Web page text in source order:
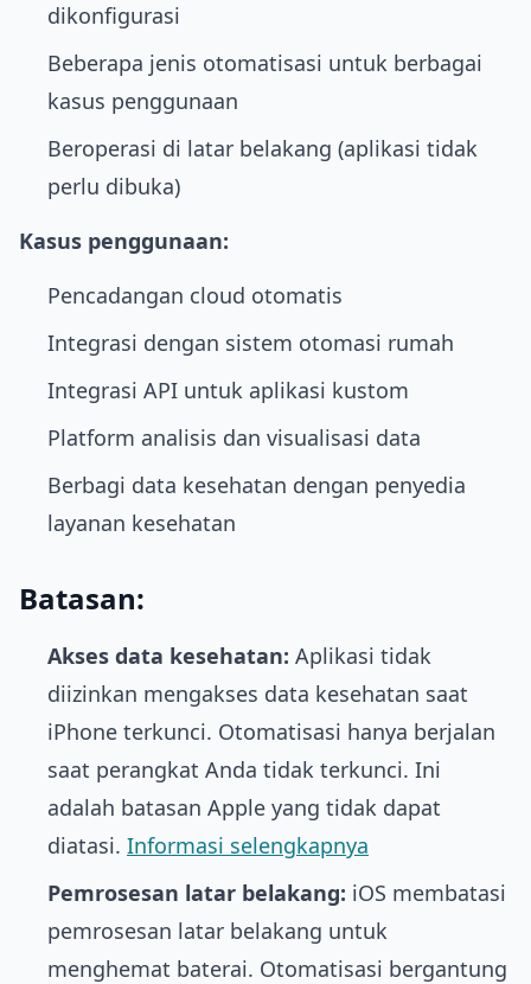
dikonfigurasi
Beberapa jenis otomatisasi untuk berbagai
kasus penggunaan
Beroperasi di latar belakang (aplikasi tidak
perlu dibuka)
Kasus penggunaan:
Pencadangan cloud otomatis
Integrasi dengan sistem otomasi rumah
Integrasi API untuk aplikasi kustom
Platform analisis dan visualisasi data
Berbagi data kesehatan dengan penyedia
layanan kesehatan
Batasan:
Akses data kesehatan: Aplikasi tidak
diizinkan mengakses data kesehatan saat
iPhone terkunci. Otomatisasi hanya berjalan
saat perangkat Anda tidak terkunci. Ini
adalah batasan Apple yang tidak dapat
diatasi. Informasi selengkapnya
Pemrosesan latar belakang: iOS membatasi
pemrosesan latar belakang untuk
menghemat baterai. Otomatisasi bergantung